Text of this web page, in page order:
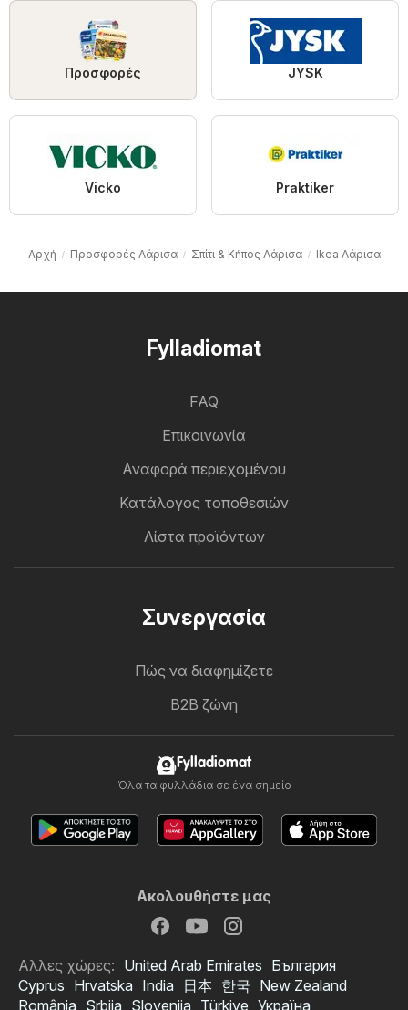
Προσφορές JYSK
Vicko Praktiker
Αρχή Προσφορές Λάρισα Σπίτι & Κήπος Λάρισα Ikea Λάρισα
Fylladiomat
FAQ
Επικοινωνία
Αναφορά περιεχομένου
Κατάλογος τοποθεσιών
Λίστα προϊόντων
Συνεργασία
Πώς να διαφημίζετε
B2B ζώνη
Fylladiomat
Όλα τα φυλλάδια σε ένα σημείο
Ακολουθήστε μας
Αλλες χώρες: United Arab Emirates България
Cyprus Hrvatska India 日本 한국 New Zealand
România Srbija Slovenija Türkiye Україна